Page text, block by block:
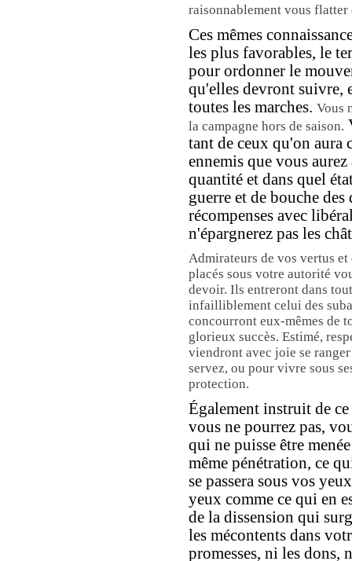
raisonnablement vous
Ces mêmes
les plus favorables, le
pour ordonner le
qu'elles devront suivre,
toutes les marches. Vous
la campagne hors de saison.
tant de ceux qu'on aura
ennemis que vous
quantité et dans quel
guerre et de bouche
récompenses avec
n'épargnerez pas les
Admirateurs de vos vertus
placés sous votre autorité
devoir. Ils entreront dans
infailliblement celui des
concourront eux-mêmes de
glorieux succès. Estimé,
viendront avec joie se
servez, ou pour vivre sous
protection.
Également instruit de
vous ne pourrez pas,
qui ne puisse être
même pénétration, ce
se passera sous vos
yeux comme ce qui en
de la dissension qui
les mécontents dans
promesses, ni les dons,